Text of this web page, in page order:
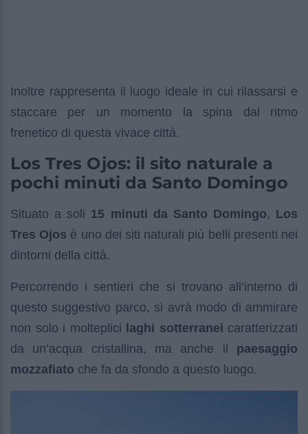
Inoltre rappresenta il luogo ideale in cui rilassarsi e
staccare per un momento la spina dal ritmo
frenetico di questa vivace città.
Los Tres Ojos: il sito naturale a
pochi minuti da Santo Domingo
Situato a soli 15 minuti da Santo Domingo, Los
Tres Ojos è uno dei siti naturali più belli presenti nei
dintorni della città.
Percorrendo i sentieri che si trovano all’interno di
questo suggestivo parco, si avrà modo di ammirare
non solo i molteplici
laghi sotterranei caratterizzati
da un’acqua cristallina, ma anche il paesaggio
mozzafiato che fa da sfondo a questo luogo.